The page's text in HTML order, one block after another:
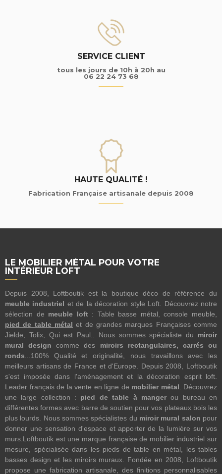
SERVICE CLIENT
tous les jours de 10h à 20h au
06 22 24 73 68
HAUTE QUALITÉ !
Fabrication Française artisanale depuis 2008
LE MOBILIER MÉTAL POUR VOTRE
INTÉRIEUR LOFT
Depuis 2008, Loftboutik est la boutique déco de référence du
meuble industriel et de la décoration style Loft. Découvrez notre
sélection de meuble loft: Table basse métal, console meuble,
pied de table métal et de grandes marques Françaises comme
Jielde, Tolix, Qui est Paul.. Nous sommes spécialiste du miroir
mural design comme des miroirs rectangulaires, carrés ou
ronds ...100% Qualité et originalité, nous travaillons avec les
meilleurs artisans de France et d'Europe. Depuis 2008, Loftboutik
s'est imposée dans l'aménagement et la décoration esprit loft.
Leader français de la vente en ligne de mobilier métal . Découvrez
une large collection : pied de table à mangerou bureau en
différentes formes avec barre de soutien pour vos plateaux bois les
plus lourds. Nous sommes spécialistes du miroir mural salon pour
donner une sensation d'espace et apporter de la lumière sur vos
murs.Loftboutik est une marque française de mobilier industriel sur
mesure, spécialisée dans les pieds de table en métal, les tables
basses design et les miroirs muraux. Fondée en 2008, Loftboutik
propose une fabrication artisanale, des finitions personnalisables